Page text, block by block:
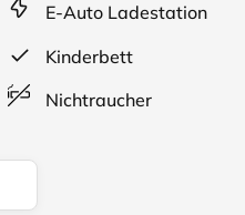
E-Auto Ladestation
Kinderbett
Nichtraucher